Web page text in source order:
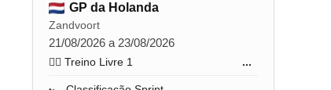
GP da Holanda
Zandvoort
21/08/2026 a 23/08/2026
🏋️‍♂️ Treino Livre 1 ...